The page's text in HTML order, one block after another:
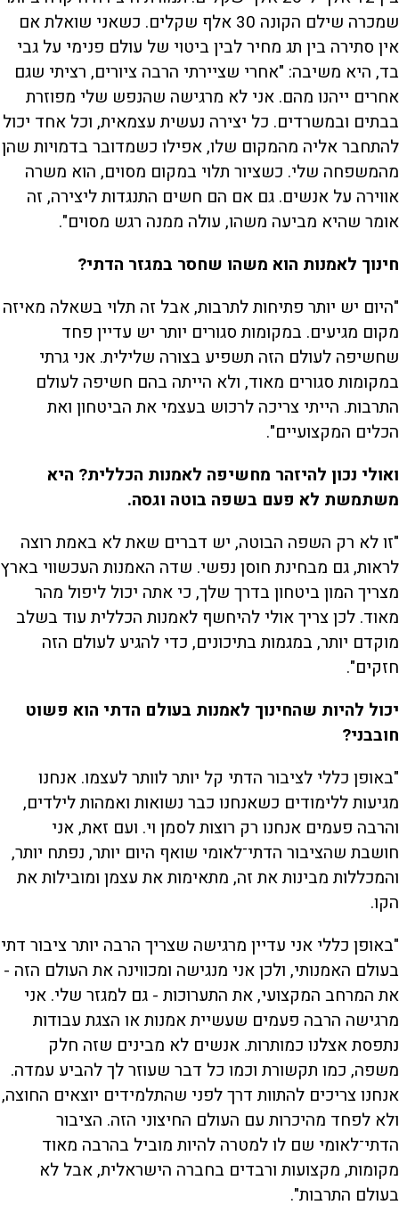
שמכרה שילם הקונה 30 אלף שקלים. כשאני שואלת אם
אין סתירה בין תג מחיר לבין ביטוי של עולם פנימי על גבי
בד, היא משיבה: "אחרי שציירתי הרבה ציורים, רציתי שגם
אחרים ייהנו מהם. אני לא מרגישה שהנפש שלי מפוזרת
בבתים ובמשרדים. כל יצירה נעשית עצמאית, וכל אחד יכול
להתחבר אליה מהמקום שלו, אפילו כשמדובר בדמויות שהן
מהמשפחה שלי. כשציור תלוי במקום מסוים, הוא משרה
אווירה על אנשים. גם אם הם חשים התנגדות ליצירה, זה
אומר שהיא מביעה משהו, עולה ממנה רגש מסוים".
חינוך לאמנות הוא משהו שחסר במגזר הדתי?
"היום יש יותר פתיחות לתרבות, אבל זה תלוי בשאלה מאיזה
מקום מגיעים. במקומות סגורים יותר יש עדיין פחד
שחשיפה לעולם הזה תשפיע בצורה שלילית. אני גרתי
במקומות סגורים מאוד, ולא הייתה בהם חשיפה לעולם
התרבות. הייתי צריכה לרכוש בעצמי את הביטחון ואת
הכלים המקצועיים".
ואולי נכון להיזהר מחשיפה לאמנות הכללית? היא
משתמשת לא פעם בשפה בוטה וגסה.
"זו לא רק השפה הבוטה, יש דברים שאת לא באמת רוצה
לראות, גם מבחינת חוסן נפשי. שדה האמנות העכשווי בארץ
מצריך המון ביטחון בדרך שלך, כי אתה יכול ליפול מהר
מאוד. לכן צריך אולי להיחשף לאמנות הכללית עוד בשלב
מוקדם יותר, במגמות בתיכונים, כדי להגיע לעולם הזה
חזקים".
יכול להיות שהחינוך לאמנות בעולם הדתי הוא פשוט
חובבני?
"באופן כללי לציבור הדתי קל יותר לוותר לעצמו. אנחנו
מגיעות ללימודים כשאנחנו כבר נשואות ואמהות לילדים,
והרבה פעמים אנחנו רק רוצות לסמן וי. ועם זאת, אני
חושבת שהציבור הדתי־לאומי שואף היום יותר, נפתח יותר,
והמכללות מבינות את זה, מתאימות את עצמן ומובילות את
הקו.
"באופן כללי אני עדיין מרגישה שצריך הרבה יותר ציבור דתי
בעולם האמנותי, ולכן אני מנגישה ומכווינה את העולם הזה -
את המרחב המקצועי, את התערוכות - גם למגזר שלי. אני
מרגישה הרבה פעמים שעשיית אמנות או הצגת עבודות
נתפסת אצלנו כמותרות. אנשים לא מבינים שזה חלק
משפה, כמו תקשורת וכמו כל דבר שעוזר לך להביע עמדה.
אנחנו צריכים להתוות דרך לפני שהתלמידים יוצאים החוצה,
ולא לפחד מהיכרות עם העולם החיצוני הזה. הציבור
הדתי־לאומי שם לו למטרה להיות מוביל בהרבה מאוד
מקומות, מקצועות ורבדים בחברה הישראלית, אבל לא
בעולם התרבות".